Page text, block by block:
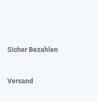
Sicher Bezahlen
Versand